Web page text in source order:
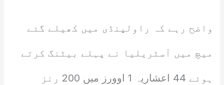
واضح رہے کہ راولپنڈی میں کھیلے گئے
میچ میں آسٹریلیا نے پہلے بیٹنگ کرتے
ہوئے 44 اعشاریہ 1 اوورز میں 200 رنز